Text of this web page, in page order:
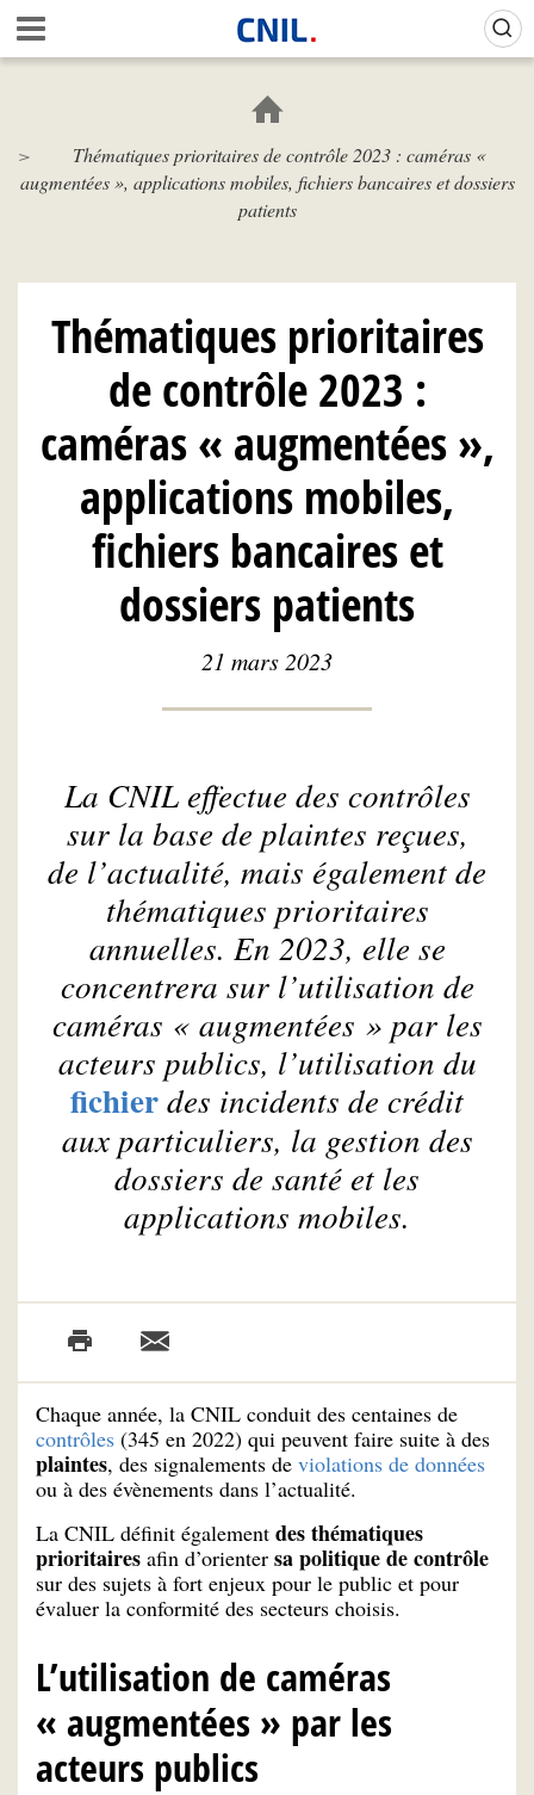
Aller
au
contenu
c
i
l
I
Thématiques prioritaires de contrôle 2023 : caméras «
augmentées », applications mobiles, fichiers bancaires et dossiers
patients
Thématiques prioritaires
de contrôle 2023 :
caméras « augmentées »,
applications mobiles,
fichiers bancaires et
dossiers patients
21 mars 2023
La CNIL effectue des contrôles
sur la base de plaintes reçues,
de l’actualité, mais également de
thématiques prioritaires
annuelles. En 2023, elle se
concentrera sur l’utilisation de
caméras « augmentées » par les
acteurs publics, l’utilisation du
fichierdes incidents de crédit
aux particuliers, la gestion des
dossiers de santé et les
applications mobiles.
Chaque année, la CNIL conduit des centaines de
contrôles (345 en 2022) qui peuvent faire suite à des
plaintes, des signalements de violations de données
ou à des évènements dans l’actualité.
La CNIL définit également des thématiques
prioritaires afin d’orienter sa politique de contrôle
sur des sujets à fort enjeux pour le public et pour
évaluer la conformité des secteurs choisis.
L’utilisation de caméras
« augmentées » par les
acteurs publics
Gestion de vos préférences sur les cookies (témoins de connexion)